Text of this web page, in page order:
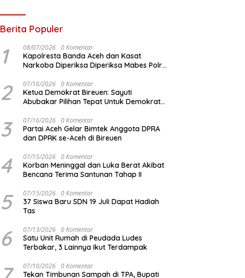
Berita Populer
1 08/07/2026 0 Komentar
Kapolresta Banda Aceh dan Kasat
Narkoba Diperiksa Diperiksa Mabes Polri,
2 07/16/2026 0 Komentar
Ketua Demokrat Bireuen: Sayuti
Abubakar Pilihan Tepat Untuk Demokrat
3 07/16/2026 0 Komentar
Partai Aceh Gelar Bimtek Anggota DPRA
dan DPRK se-Aceh di Bireuen
4 07/15/2026 0 Komentar
Korban Meninggal dan Luka Berat Akibat
Bencana Terima Santunan Tahap II
5 07/15/2026 0 Komentar
37 Siswa Baru SDN 19 Juli Dapat Hadiah
Tas
6 07/13/2026 0 Komentar
Satu Unit Rumah di Peudada Ludes
Terbakar, 3 Lainnya Ikut Terdampak
07/10/2026 0 Komentar
Tekan Timbunan Sampah di TPA, Bupati